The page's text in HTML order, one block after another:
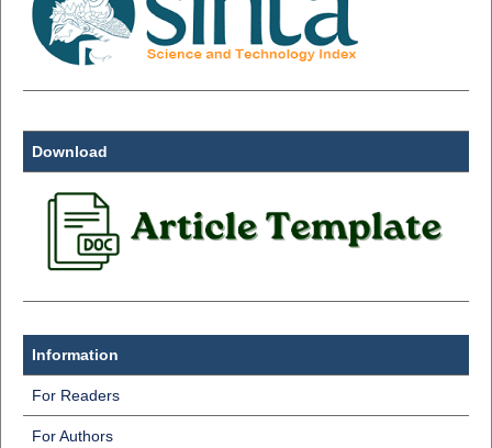
Download
Information
For Readers
For Authors